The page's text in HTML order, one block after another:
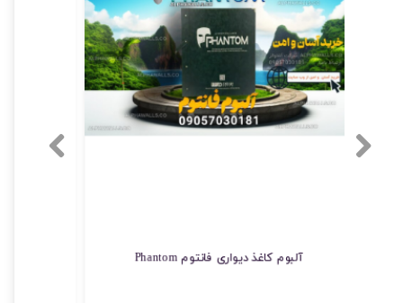
آلبوم کاغذ دیواری فانتوم Phantom